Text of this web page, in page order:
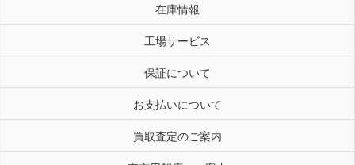
在庫情報
工場サービス
保証について
お支払いについて
買取査定のご案内